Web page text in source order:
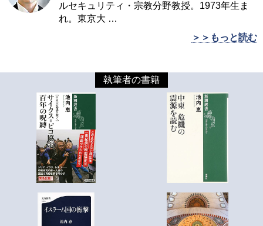
ルセキュリティ・宗教分野教授。1973年生ま
れ。東京大 …
＞＞もっと読む
執筆者の書籍